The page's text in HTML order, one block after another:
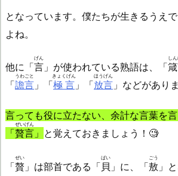
となっています。僕たちが生きるうえ
よね。
他に「言
げん
」が使われている熟語は、「
し
「譫言
うわごと
」「極言
きょくげん
」「放言
ほうげん
」などがあり
言っても役に立たない、余計な言葉を
「贅言
ぜいげん
」 と覚えておきましょう！🧐
「贅
ぜい
」は部首である「 貝
ばい
」に、「敖
ごう
」